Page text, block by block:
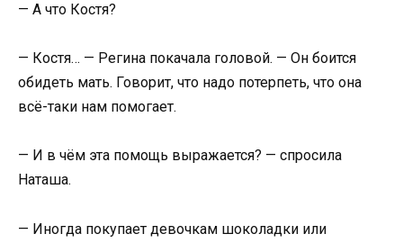
— А что Костя?
— Костя… — Регина покачала головой. — Он боится
обидеть мать. Говорит, что надо потерпеть, что она
всё-таки нам помогает.
— И в чём эта помощь выражается? — спросила
Наташа.
— Иногда покупает девочкам шоколадки или